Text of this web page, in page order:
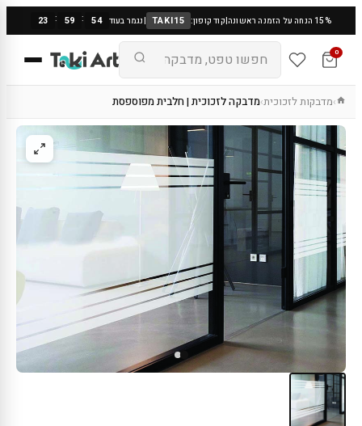
15% הנחה על הזמנה ראשונה |קוד קופון: TAKI15
|נגמר בעוד 23 : 59 : 53
0
›מדבקות לזכוכית›מדבקה לזכוכית | חלבית מפוספסת